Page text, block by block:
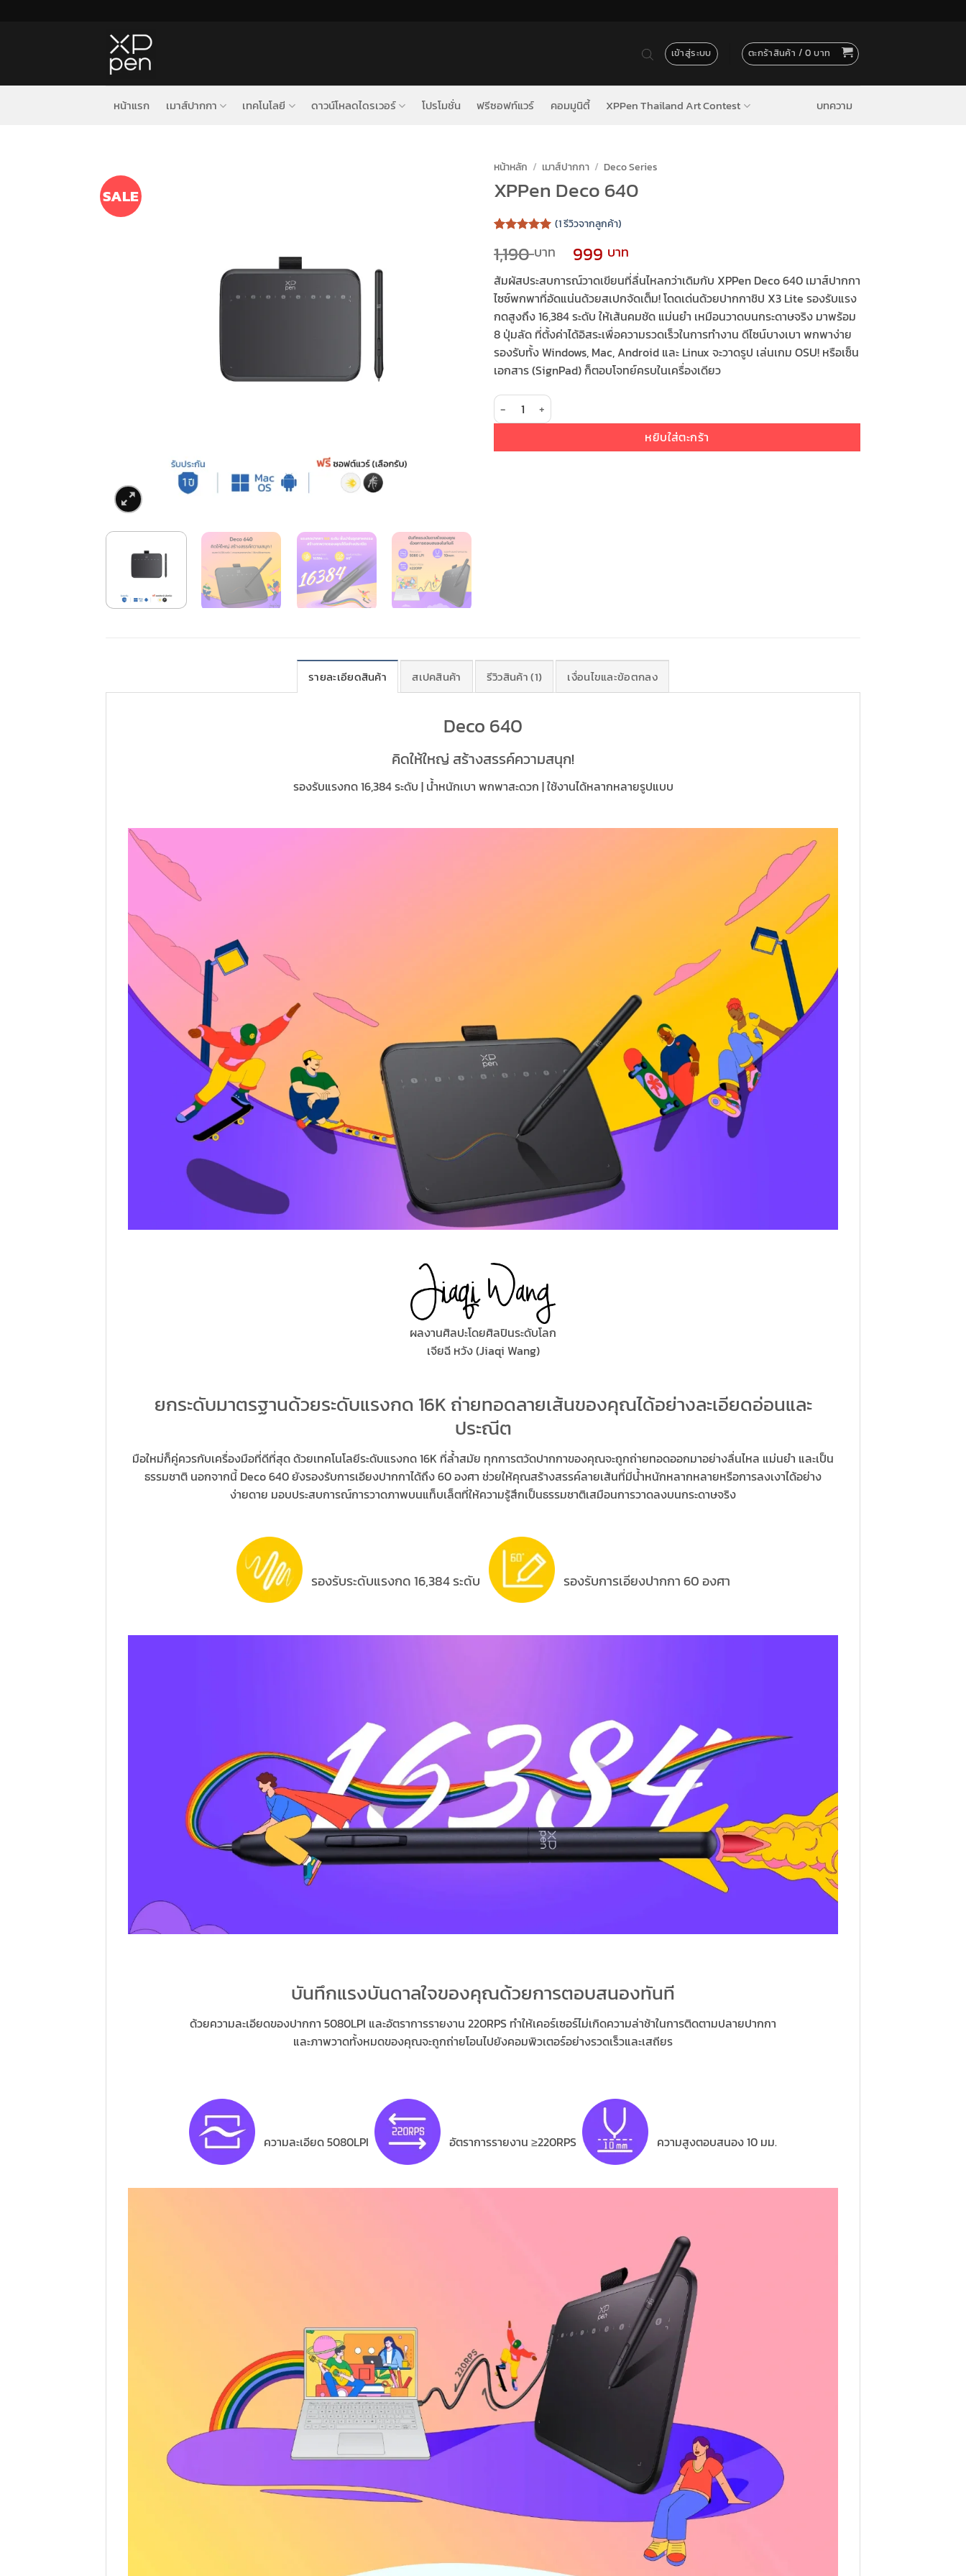
เข้าสู่ระบบ ตะกร้าสินค้า /0
หน้าแรก เมาส์ปากกา เทคโนโลยี ดาวน์โหลดไดรเวอร์ โปรโมชั่น ฟรีซอฟท์แวร์ คอมมูนิตี้ XPPen Thailand Art Contest บทความ
SALE
หน้าหลัก / เมาส์ปากกา / Deco Series
XPPen Deco 640
5จาก 5
คะแนนเต็ม
บนการให้
คะแนน
ของลูกค้า
(1รีวิวจากลูกค้า)
1,190 Original
price
was:
1,190 ฿.
999
price
is:
999 ฿.
สัมผัสประสบการณ์วาดเขียนที่ลื่นไหลกว่าเดิมกับ XPPen Deco 640 เมาส์ปากกา
ไซซ์พกพาที่อัดแน่นด้วยสเปกจัดเต็ม! โดดเด่นด้วยปากกาชิป X3 Lite รองรับแรง
กดสูงถึง 16,384 ระดับ ให้เส้นคมชัด แม่นยำ เหมือนวาดบนกระดาษจริง มาพร้อม
8 ปุ่มลัด ที่ตั้งค่าได้อิสระเพื่อความรวดเร็วในการทำงาน ดีไซน์บางเบา พกพาง่าย
รองรับทั้ง Windows, Mac, Android และ Linux จะวาดรูป เล่นเกม OSU! หรือเซ็น
เอกสาร (SignPad) ก็ตอบโจทย์ครบในเครื่องเดียว
จำนวน XPPen Deco 640 ชิ้น
หยิบใส่ตะกร้า
รายละเอียดสินค้า สเปคสินค้า รีวิวสินค้า (1) เงื่อนไขและข้อตกลง
Deco 640
คิดให้ใหญ่ สร้างสรรค์ความสนุก!
รองรับแรงกด 16,384 ระดับ | น้ำหนักเบา พกพาสะดวก | ใช้งานได้หลากหลายรูปแบบ
ผลงานศิลปะโดยศิลปินระดับโลก
เจียฉี หวัง (Jiaqi Wang)
ยกระดับมาตรฐานด้วยระดับแรงกด 16K ถ่ายทอดลายเส้นของคุณได้อย่างละเอียดอ่อนและ
ประณีต
มือใหม่ก็คู่ควรกับเครื่องมือที่ดีที่สุด ด้วยเทคโนโลยีระดับแรงกด 16K ที่ล้ำสมัย ทุกการตวัดปากกาของคุณจะถูกถ่ายทอดออกมาอย่างลื่นไหล แม่นยำ และเป็น
ธรรมชาติ นอกจากนี้ Deco 640 ยังรองรับการเอียงปากกาได้ถึง 60 องศา ช่วยให้คุณสร้างสรรค์ลายเส้นที่มีน้ำหนักหลากหลายหรือการลงเงาได้อย่าง
ง่ายดาย มอบประสบการณ์การวาดภาพบนแท็บเล็ตที่ให้ความรู้สึกเป็นธรรมชาติเสมือนการวาดลงบนกระดาษจริง
รองรับระดับแรงกด 16,384 ระดับ รองรับการเอียงปากกา 60 องศา
บันทึกแรงบันดาลใจของคุณด้วยการตอบสนองทันที
ด้วยความละเอียดของปากกา 5080LPI และอัตราการรายงาน 220RPS ทำให้เคอร์เซอร์ไม่เกิดความล่าช้าในการติดตามปลายปากกา
และภาพวาดทั้งหมดของคุณจะถูกถ่ายโอนไปยังคอมพิวเตอร์อย่างรวดเร็วและเสถียร
ความละเอียด 5080LPI อัตราการรายงาน ≥220RPS ความสูงตอบสนอง 10 มม.